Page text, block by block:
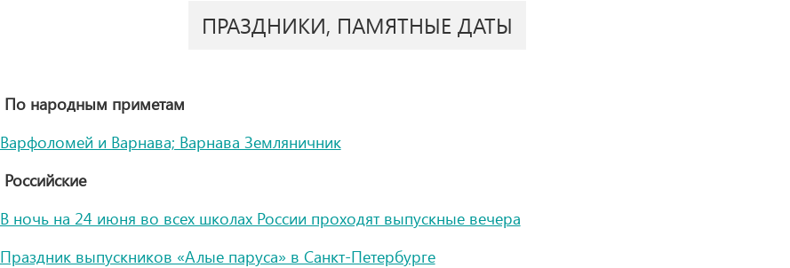
ПРАЗДНИКИ, ПАМЯТНЫЕ ДАТЫ
По народным приметам
Варфоломей и Варнава; Варнава Земляничник
Российские
В ночь на 24 июня во всех школах России проходят выпускные вечера
Праздник выпускников «Алые паруса» в Санкт-Петербурге